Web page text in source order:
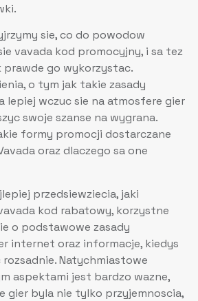
sie, co do powodow
vavada kod promocyjny, i sa tez
prawde go wykorzystac.
o tym jak takie zasady
lepiej wczuc sie na atmosfere gier
swoje szanse na wygrana.
formy promocji dostarczane
oraz dlaczego sa one
przedsiewziecia, jaki
kod rabatowy, korzystne
o podstawowe zasady
internet oraz informacje, kiedys
Natychmiastowe
aspektami jest bardzo wazne,
gier byla nie tylko przyjemnoscia,